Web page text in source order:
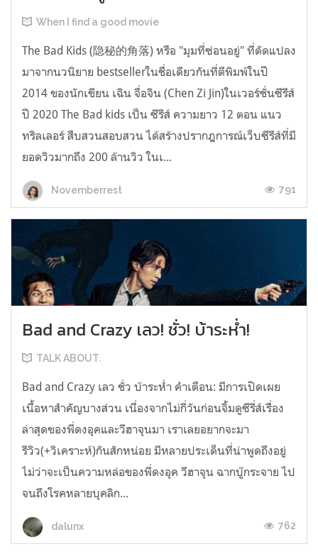
When I find a good movie
The Bad Kids (隐秘的角落) หรือ "มุมที่ซ่อนอยู่" ที่ดัดแปลง
มาจากนวนิยาย bestsellerในชื่อเดียวกันที่ตีพิมพ์ในปี
2014 ของนักเขียน เฉิน จื่อจิน (Chen Zi Jin)ในเวอร์ชั่นซีรีส์
ปี 2020 The Bad kids เป็น ซีรีส์ ความยาว 12 ตอน แนว
ทริลเลอร์ สืบสวนสอบสวน ได้สร้างปรากฎการณ์เว็บซีรีส์ที่มี
ยอดวิวมากถึง 200 ล้านวิว ในเ...
Novemberrest 791
Bad and Crazy เลว! ชั่ว! บ้าระห่ำ!
TALK ABOUT.
Bad and Crazy เลว ชั่ว บ้าระห่ำ คำเตือน: มีการเปิดเผย
เนื้อหาสำคัญบางส่วน เนื่องจากไม่กี่วันก่อนจิ้มดูซีรี่ส์เรื่อง
ล่าสุดของพี่ดงอุคและวีฮาจุนมา เราเลยอยากจะมา
รีวิว(+วิเคราะห์)กันสักหน่อย มีหลายประเด็นที่น่าพูดถึงอยู่
ไม่ว่าจะเป็นความหล่อของพี่ดงอุค วีฮาจุน ฉากบู๊กระจาย ไป
จนถึงโรคหลายบุคลิก...
dalunx 762